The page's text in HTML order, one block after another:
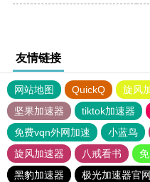
友情链接
网站地图 QuickQ 旋风
坚果加速器
tiktok加速器
免费vqn外网加速
小蓝鸟
旋风加速器
八戒看书
黑豹加速器
极光加速器官网